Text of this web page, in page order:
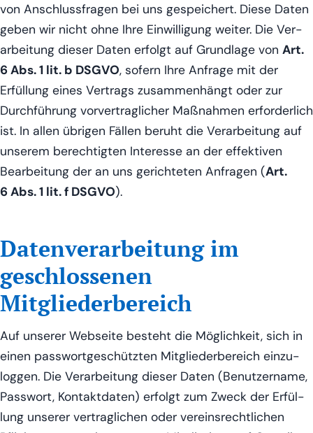
von Anschluss­fra­gen bei uns gespei­chert. Die­se Daten
geben wir nicht ohne Ihre Ein­wil­li­gung wei­ter. Die Ver­
ar­bei­tung die­ser Daten erfolgt auf Grund­la­ge von Art.
6 Abs. 1 lit. b DSGVO, sofern Ihre Anfra­ge mit der
Erfül­lung eines Ver­trags zusam­men­hängt oder zur
Durch­füh­rung vor­ver­trag­li­cher Maß­nah­men erfor­der­lich
ist. In allen übri­gen Fäl­len beruht die Ver­ar­bei­tung auf
unse­rem berech­tig­ten Inter­es­se an der effek­ti­ven
Bear­bei­tung der an uns gerich­te­ten Anfra­gen (Art.
6 Abs. 1 lit. f DSGVO).
Datenverarbeitung im
geschlossenen
Mitgliederbereich
Auf unse­rer Web­sei­te besteht die Mög­lich­keit, sich in
einen pass­wort­ge­schütz­ten Mit­glie­der­be­reich ein­zu­
log­gen. Die Ver­ar­bei­tung die­ser Daten (Benut­zer­na­me,
Pass­wort, Kon­takt­da­ten) erfolgt zum Zweck der Erfül­
lung unse­rer ver­trag­li­chen oder ver­eins­recht­li­chen